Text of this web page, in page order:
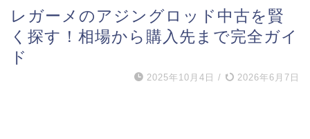
レガーメのアジングロッド中古を賢
く探す！相場から購入先まで完全ガイ
ド
2025年10月4日 / 2026年6月7日